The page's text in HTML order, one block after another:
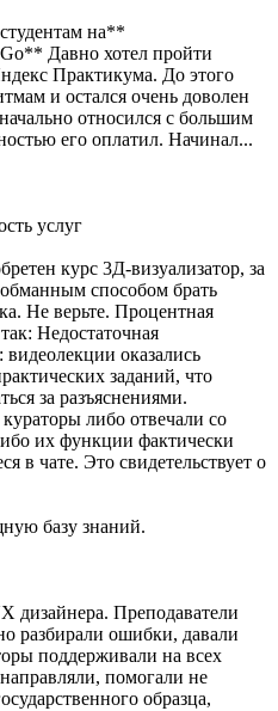
на**
Давно хотел пройти
Практикума. До этого
и остался очень доволен
относился с большим
его оплатил. Начинал...
услуг
курс 3Д-визуализатор, за
способом брать
Не верьте. Процентная
Недостаточная
оказались
заданий, что
за разъяснениями.
либо отвечали со
их функции фактически
в чате. Это свидетельствует о
базу знаний.
дизайнера. Преподаватели
разбирали ошибки, давали
поддерживали на всех
помогали не
образца,